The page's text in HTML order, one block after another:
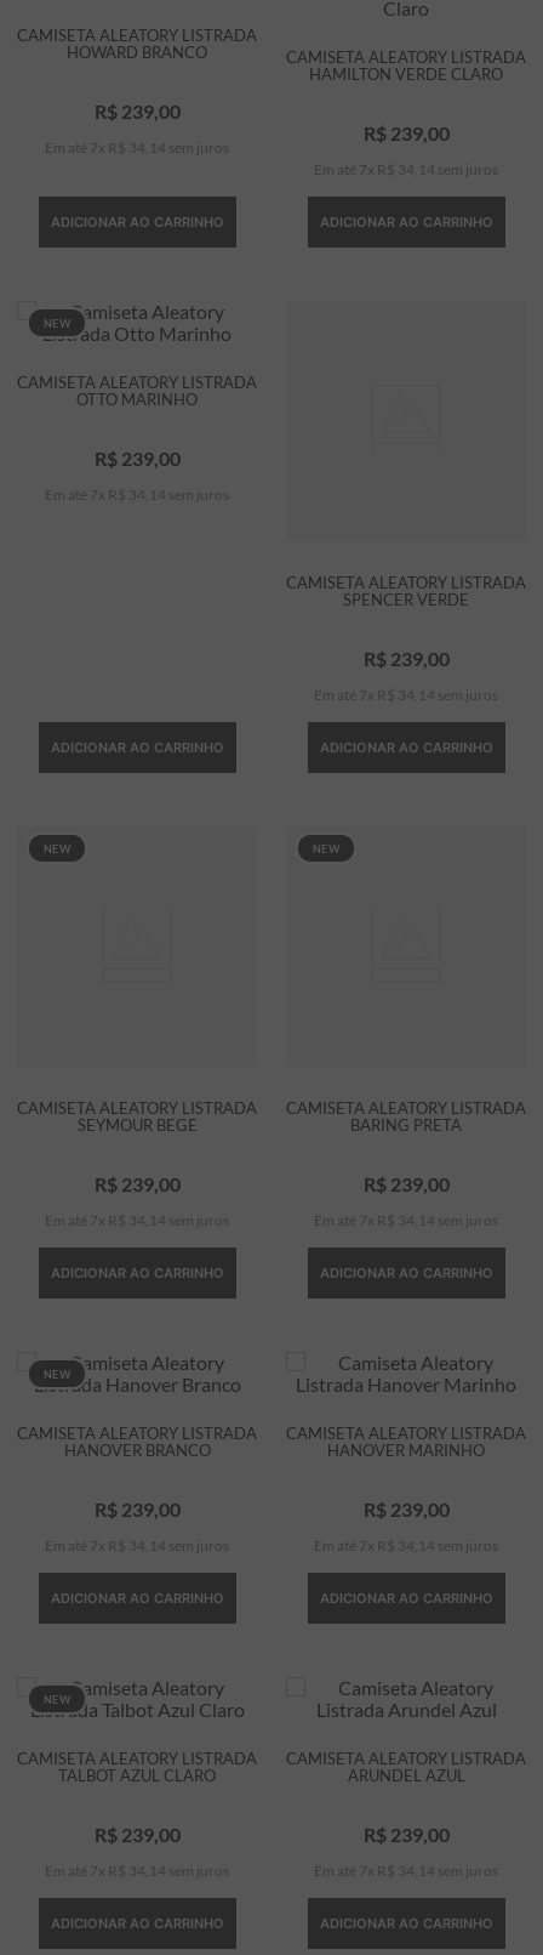
CAMISETA ALEATORY LISTRADA
HOWARD BRANCO
R$ 239, 00
Em até 7 x R$ 34 14 sem juros
ADICIONAR AO CARRINHO
CAMISETA ALEATORY LISTRADA
HAMILTON VERDE CLARO
R$ 239, 00
Em até 7 x R$ 34 14 sem juros
ADICIONAR AO CARRINHO
NEW
CAMISETA ALEATORY LISTRADA
OTTO MARINHO
R$ 239, 00
Em até 7 x R$ 34 14 sem juros
ADICIONAR AO CARRINHO
CAMISETA ALEATORY LISTRADA
SPENCER VERDE
R$ 239, 00
Em até 7 x R$ 34 14 sem juros
ADICIONAR AO CARRINHO
NEW
CAMISETA ALEATORY LISTRADA
SEYMOUR BEGE
R$ 239, 00
Em até 7 x R$ 34 14 sem juros
ADICIONAR AO CARRINHO
NEW
CAMISETA ALEATORY LISTRADA
BARING PRETA
R$ 239, 00
Em até 7 x R$ 34 14 sem juros
ADICIONAR AO CARRINHO
NEW
CAMISETA ALEATORY LISTRADA
HANOVER BRANCO
R$ 239, 00
Em até 7 x R$ 34 14 sem juros
ADICIONAR AO CARRINHO
CAMISETA ALEATORY LISTRADA
HANOVER MARINHO
R$ 239, 00
Em até 7 x R$ 34 14 sem juros
ADICIONAR AO CARRINHO
NEW
CAMISETA ALEATORY LISTRADA
TALBOT AZUL CLARO
R$ 239, 00
Em até 7 x R$ 34 14 sem juros
ADICIONAR AO CARRINHO
CAMISETA ALEATORY LISTRADA
ARUNDEL AZUL
R$ 239, 00
Em até 7 x R$ 34 14 sem juros
ADICIONAR AO CARRINHO